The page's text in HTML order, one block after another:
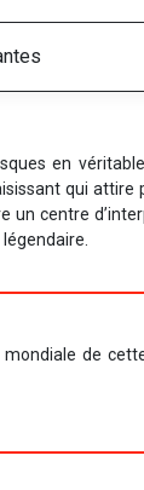
en
qui attire
un centre
de